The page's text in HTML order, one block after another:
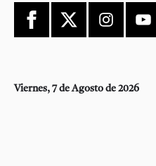
Viernes, 7 de Agosto de 2026